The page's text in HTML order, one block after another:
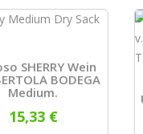
SHERRY Wein
BODEGA
Medium.
15,33 €